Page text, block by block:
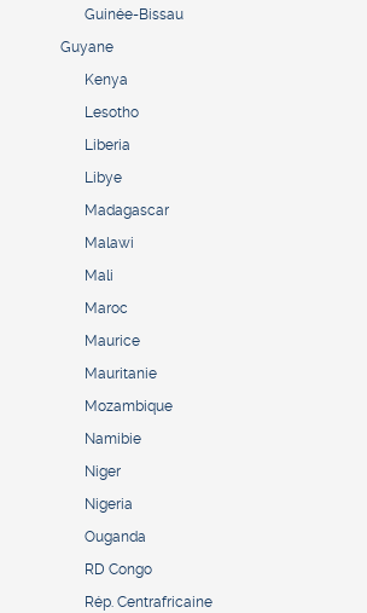
Guinée-Bissau
Guyane
Kenya
Lesotho
Liberia
Libye
Madagascar
Malawi
Mali
Maroc
Maurice
Mauritanie
Mozambique
Namibie
Niger
Nigeria
Ouganda
RD Congo
Rép. Centrafricaine